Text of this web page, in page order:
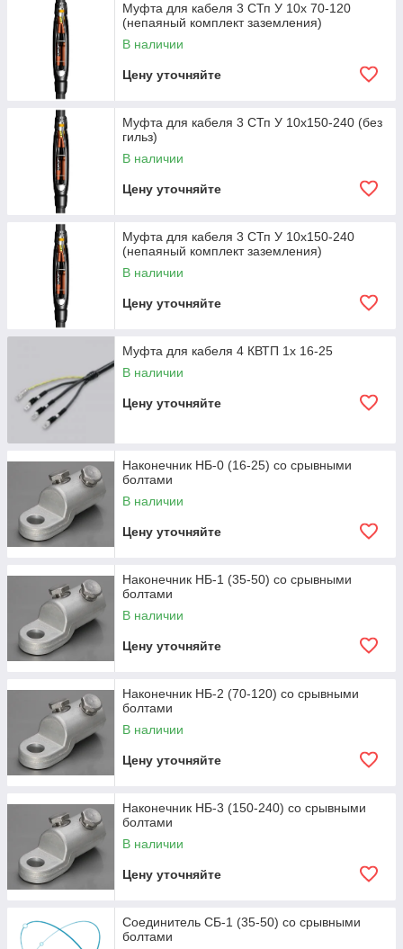
Муфта для кабеля 3 СТп У 10х 70-120
(непаяный комплект заземления)
В наличии
Цену уточняйте
Муфта для кабеля 3 СТп У 10х150-240 (без
гильз)
В наличии
Цену уточняйте
Муфта для кабеля 3 СТп У 10х150-240
(непаяный комплект заземления)
В наличии
Цену уточняйте
Муфта для кабеля 4 КВТП 1х 16-25
В наличии
Цену уточняйте
Наконечник НБ-0 (16-25) со срывными
болтами
В наличии
Цену уточняйте
Наконечник НБ-1 (35-50) со срывными
болтами
В наличии
Цену уточняйте
Наконечник НБ-2 (70-120) со срывными
болтами
В наличии
Цену уточняйте
Наконечник НБ-3 (150-240) со срывными
болтами
В наличии
Цену уточняйте
Соединитель СБ-1 (35-50) со срывными
болтами